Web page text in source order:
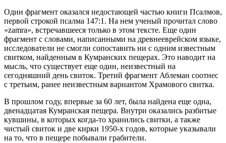
Один фрагмент оказался недостающей частью книги Псалмов,
первой строкой псалма 147:1. На нем ученый прочитал слово
«zamra», встречавшееся только в этом тексте. Еще один
фрагмент с словами, написанными на древнееврейском языке,
исследователи не смогли сопоставить ни с одним известным
свитком, найденным в Кумранских пещерах. Это наводит на
мысль, что существует еще один, неизвестный на
сегодняшний день свиток. Третий фрагмент Аблеман соотнес
с третьим, ранее неизвестным вариантом Храмового свитка.
В прошлом году, впервые за 60 лет, была найдена еще одна,
двенадцатая Кумранская пещера. Внутри оказались разбитые
кувшины, в которых когда-то хранились свитки, а также
чистый свиток и две кирки 1950-х годов, которые указывали
на то, что в пещере побывали грабители.